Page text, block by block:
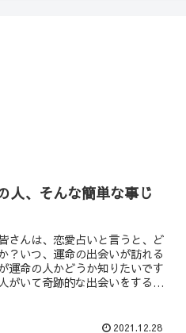
人、そんな簡単な事じ
さんは、恋愛占いと言うと、ど
？いつ、運命の出会いが訪れる
運命の人かどうか知りたいです
がいて奇跡的な出会いをすると
2021.12.28